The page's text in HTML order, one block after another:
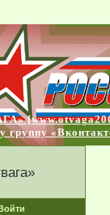
группу